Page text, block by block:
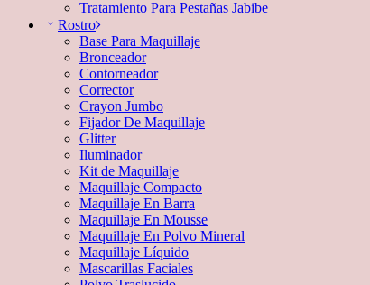
Tratamiento Para Pestañas Jabibe
Rostro
Base Para Maquillaje
Bronceador
Contorneador
Corrector
Crayon Jumbo
Fijador De Maquillaje
Glitter
Iluminador
Kit de Maquillaje
Maquillaje Compacto
Maquillaje En Barra
Maquillaje En Mousse
Maquillaje En Polvo Mineral
Maquillaje Líquido
Mascarillas Faciales